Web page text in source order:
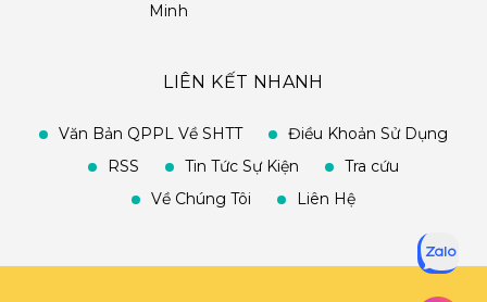
Minh
LIÊN KẾT NHANH
Văn Bản QPPL Về SHTT
Điều Khoản Sử Dụng
RSS
Tin Tức Sự Kiện
Tra cứu
Về Chúng Tôi
Liên Hệ